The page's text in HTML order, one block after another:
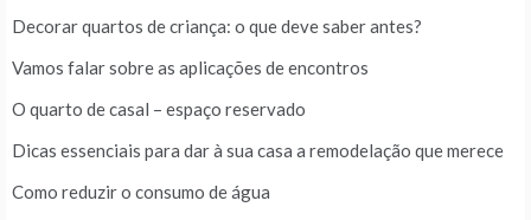
Decorar quartos de criança: o que deve saber antes?
Vamos falar sobre as aplicações de encontros
O quarto de casal – espaço reservado
Dicas essenciais para dar à sua casa a remodelação que merece
Como reduzir o consumo de água